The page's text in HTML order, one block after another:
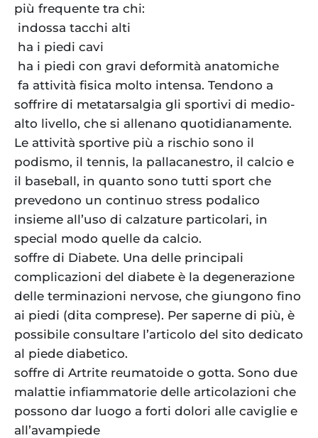
più frequente tra chi:
indossa tacchi alti
ha i piedi cavi
ha i piedi con gravi deformità anatomiche
fa attività fisica molto intensa. Tendono a
soffrire di metatarsalgia gli sportivi di medio-
alto livello, che si allenano quotidianamente.
Le attività sportive più a rischio sono il
podismo, il tennis, la pallacanestro, il calcio e
il baseball, in quanto sono tutti sport che
prevedono un continuo stress podalico
insieme all’uso di calzature particolari, in
special modo quelle da calcio.
soffre di Diabete. Una delle principali
complicazioni del diabete è la degenerazione
delle terminazioni nervose, che giungono fino
ai piedi (dita comprese). Per saperne di più, è
possibile consultare l’articolo del sito dedicato
al piede diabetico.
soffre di Artrite reumatoide o gotta. Sono due
malattie infiammatorie delle articolazioni che
possono dar luogo a forti dolori alle caviglie e
all’avampiede